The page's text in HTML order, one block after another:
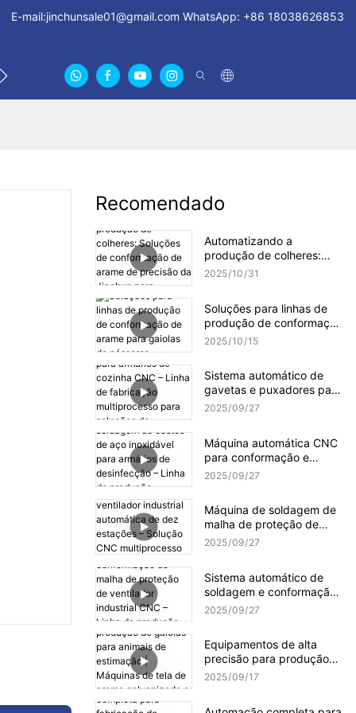
E-mail:jinchunsale01@gmail.com WhatsApp: +86 18038626853
EM CONTATO CONOSCO SOBRE NÓS
Recomendado
Automatizando a
produção de colheres:
Soluções de conformação
industrial
2025 10 31
Soluções para linhas de
produção de conformação
de arame para gaiolas de
2025 10 15
Sistema automático de
gavetas e puxadores para
armários de cozinha CNC
soluções de
armazenamento de
engenharia de precisão
2025 09 27
Máquina automática CNC
para conformação e
soldagem de cestos de
Linha de produção
multiprocesso para
utensílios de cozinha de
2025 09 27
Máquina de soldagem de
malha de proteção de
ventilador industrial
multiprocesso para
fabricação de malha de
alta precisão
2025 09 27
Sistema automático de
soldagem e conformação
de malha de proteção de
multiestação para
fabricação de malha de
alta eficiência
2025 09 27
Equipamentos de alta
precisão para produção
de gaiolas para animais de
2025 09 17